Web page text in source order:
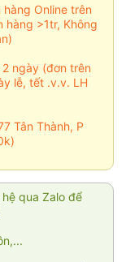
Online trên
hàng >1tr, Không
ngày (đơn trên
lễ, tết .v.v. LH
Tân Thành, P
qua Zalo để